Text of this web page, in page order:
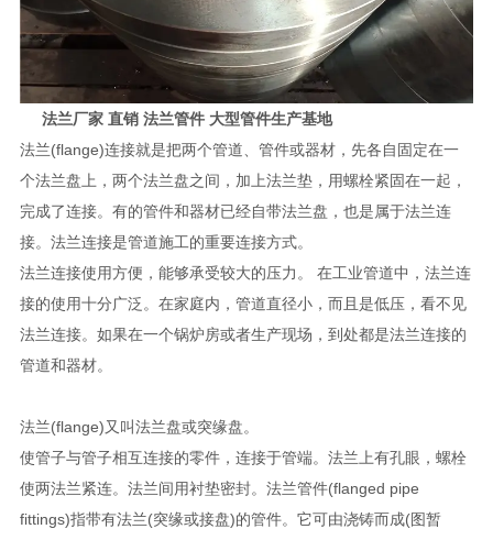
法兰厂家 直销 法兰管件 大型管件生产基地
法兰(flange)连接就是把两个管道、管件或器材，先各自固定在一
个法兰盘上，两个法兰盘之间，加上法兰垫，用螺栓紧固在一起，
完成了连接。有的管件和器材已经自带法兰盘，也是属于法兰连
接。法兰连接是管道施工的重要连接方式。
法兰连接使用方便，能够承受较大的压力。 在工业管道中，法兰连
接的使用十分广泛。在家庭内，管道直径小，而且是低压，看不见
法兰连接。如果在一个锅炉房或者生产现场，到处都是法兰连接的
管道和器材。
法兰(flange)又叫法兰盘或突缘盘。
使管子与管子相互连接的零件，连接于管端。法兰上有孔眼，螺栓
使两法兰紧连。法兰间用衬垫密封。法兰管件(flanged pipe
fittings)指带有法兰(突缘或接盘)的管件。它可由浇铸而成(图暂